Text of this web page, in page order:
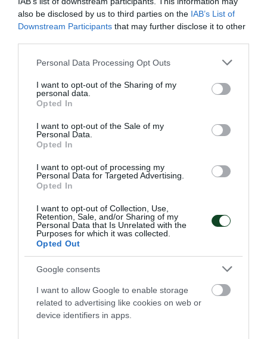
also be disclosed by us to third parties on the IAB’s List of
Downstream Participants that may further disclose it to other
Please note that this website/app uses one or more Google
not limited to your visit or usage behaviour. You may click to
grant or deny consent to Google and its third-party tags to
use your data for below specified purposes in below Google
consent section.
Personal Data Processing Opt Outs
I want to opt-out of the Sharing of my
personal data.
Opted In
I want to opt-out of the Sale of my
Personal Data.
Opted In
I want to opt-out of processing my
Personal Data for Targeted Advertising.
Opted In
I want to opt-out of Collection, Use,
Retention, Sale, and/or Sharing of my
Personal Data that Is Unrelated with the
Purposes for which it was collected.
Opted Out
Google consents
I want to allow Google to enable storage
related to advertising like cookies on web or
device identifiers in apps.
Δύο στα δύο η Εθνική Νέων
γυναικών
Η Εθνική ομάδα μπάσκετ Νέων γυναικών πανηγύρισε τη
δεύτερη νίκη στο ευρωπαϊκό πρωτάθλημα δεύτερης
κατηγορίας.
05.07.2026 ΑΚΑΔΗΜΙΑ ΚΑΛΑΘΟΣΦΑΙΡΙΣΗΣ
ΤΕΛΕΥΤΑΙΑ ΝΕΑ